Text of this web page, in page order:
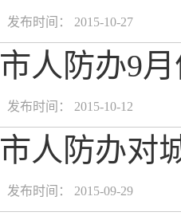
发布时间： 2015-10-27
市人防办9
发布时间： 2015-10-12
市人防办对
发布时间： 2015-09-29